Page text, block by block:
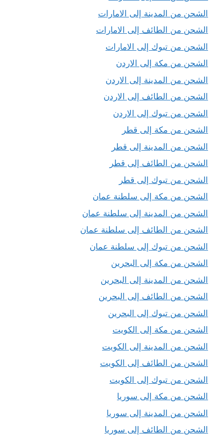
الشحن من المدينة إلى الامارات
الشحن من الطائف إلى الامارات
الشحن من تبوك إلى الامارات
الشحن من مكة إلى الاردن
الشحن من المدينة إلى الاردن
الشحن من الطائف إلى الاردن
الشحن من تبوك إلى الاردن
الشحن من مكة إلى قطر
الشحن من المدينة إلى قطر
الشحن من الطائف إلى قطر
الشحن من تبوك إلى قطر
الشحن من مكة إلى سلطنة عمان
الشحن من المدينة إلى سلطنة عمان
الشحن من الطائف إلى سلطنة عمان
الشحن من تبوك إلى سلطنة عمان
الشحن من مكة إلى البحرين
الشحن من المدينة إلى البحرين
الشحن من الطائف إلى البحرين
الشحن من تبوك إلى البحرين
الشحن من مكة إلى الكويت
الشحن من المدينة إلى الكويت
الشحن من الطائف إلى الكويت
الشحن من تبوك إلى الكويت
الشحن من مكة إلى سوريا
الشحن من المدينة إلى سوريا
الشحن من الطائف إلى سوريا